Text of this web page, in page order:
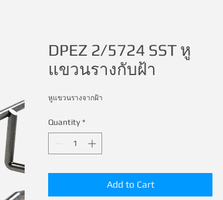
DPEZ 2/5724 SST หู
แขวนรางกับฝ้า
หูแขวนรางจากฝ้า
Quantity *
Add to Cart